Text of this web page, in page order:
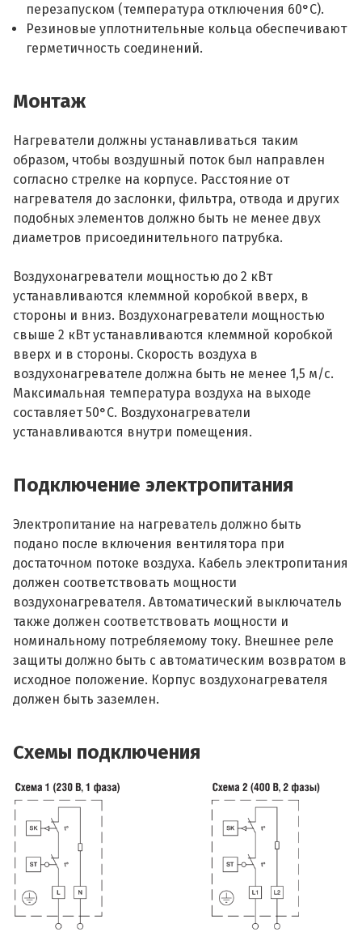
перезапуском (температура отключения 60°С).
Резиновые уплотнительные кольца обеспечивают
герметичность соединений.
Монтаж
Нагреватели должны устанавливаться таким
образом, чтобы воздушный поток был направлен
согласно стрелке на корпусе. Расстояние от
нагревателя до заслонки, фильтра, отвода и других
подобных элементов должно быть не менее двух
диаметров присоединительного патрубка.
Воздухонагреватели мощностью до 2 кВт
устанавливаются клеммной коробкой вверх, в
стороны и вниз. Воздухонагреватели мощностью
свыше 2 кВт устанавливаются клеммной коробкой
вверх и в стороны. Скорость воздуха в
воздухонагревателе должна быть не менее 1,5 м/с.
Максимальная температура воздуха на выходе
составляет 50°С. Воздухонагреватели
устанавливаются внутри помещения.
Подключение электропитания
Электропитание на нагреватель должно быть
подано после включения вентилятора при
достаточном потоке воздуха. Кабель электропитания
должен соответствовать мощности
воздухонагревателя. Автоматический выключатель
также должен соответствовать мощности и
номинальному потребляемому току. Внешнее реле
защиты должно быть с автоматическим возвратом в
исходное положение. Корпус воздухонагревателя
должен быть заземлен.
Схемы подключения